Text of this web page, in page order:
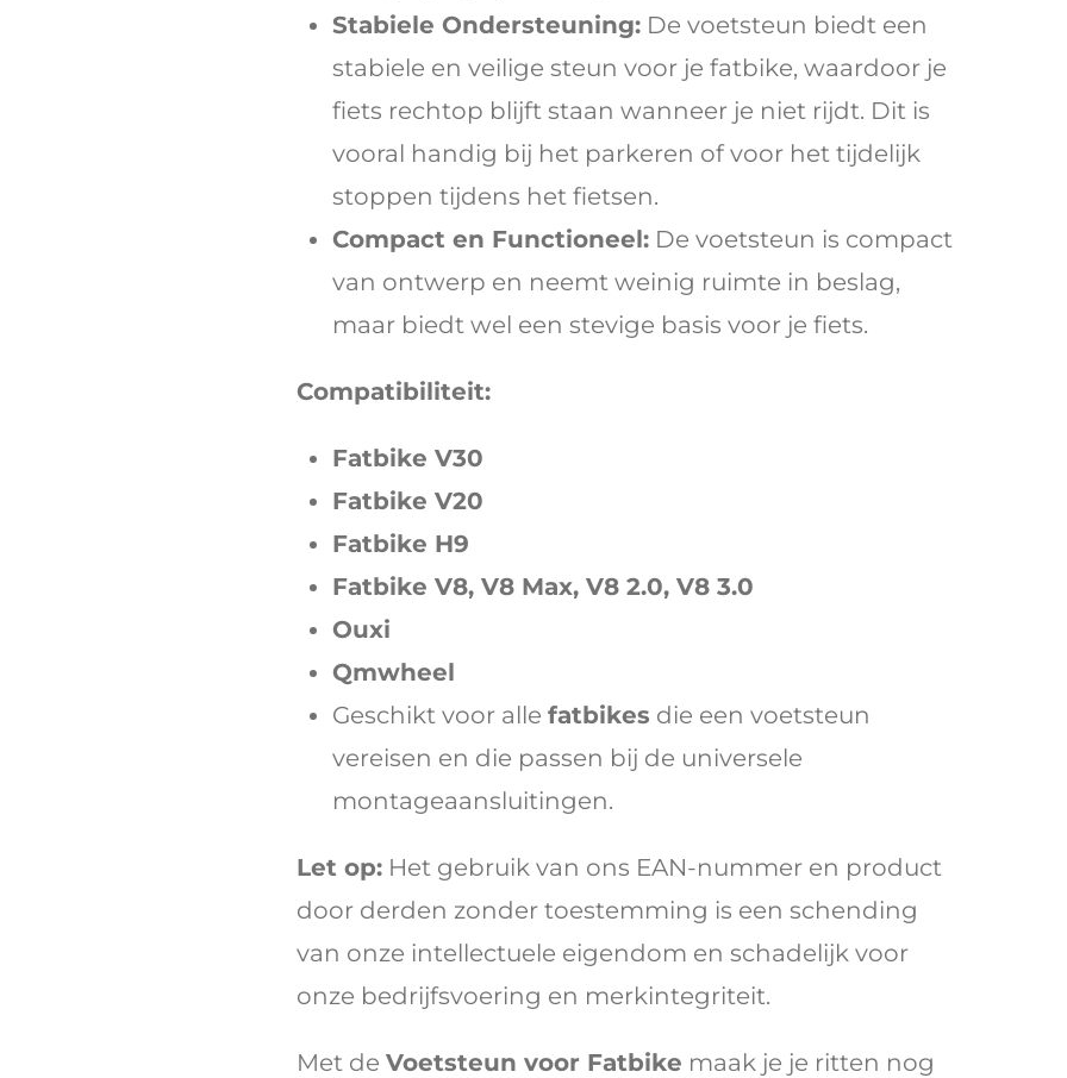
Stabiele Ondersteuning: De voetsteun biedt een
stabiele en veilige steun voor je fatbike, waardoor je
fiets rechtop blijft staan wanneer je niet rijdt. Dit is
vooral handig bij het parkeren of voor het tijdelijk
stoppen tijdens het fietsen.
Compact en Functioneel: De voetsteun is compact
van ontwerp en neemt weinig ruimte in beslag,
maar biedt wel een stevige basis voor je fiets.
Compatibiliteit:
Fatbike V30
Fatbike V20
Fatbike H9
Fatbike V8, V8 Max, V8 2.0, V8 3.0
Ouxi
Qmwheel
Geschikt voor alle fatbikes die een voetsteun
vereisen en die passen bij de universele
montageaansluitingen.
Let op: Het gebruik van ons EAN-nummer en product
door derden zonder toestemming is een schending
van onze intellectuele eigendom en schadelijk voor
onze bedrijfsvoering en merkintegriteit.
Met de Voetsteun voor Fatbike maak je je ritten nog